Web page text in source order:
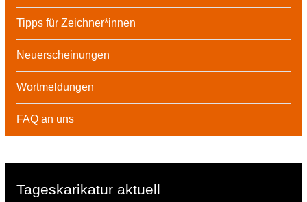
Tipps für Zeichner*innen
Neuerscheinungen
Wortmeldungen
FAQ an uns
Tageskarikatur aktuell